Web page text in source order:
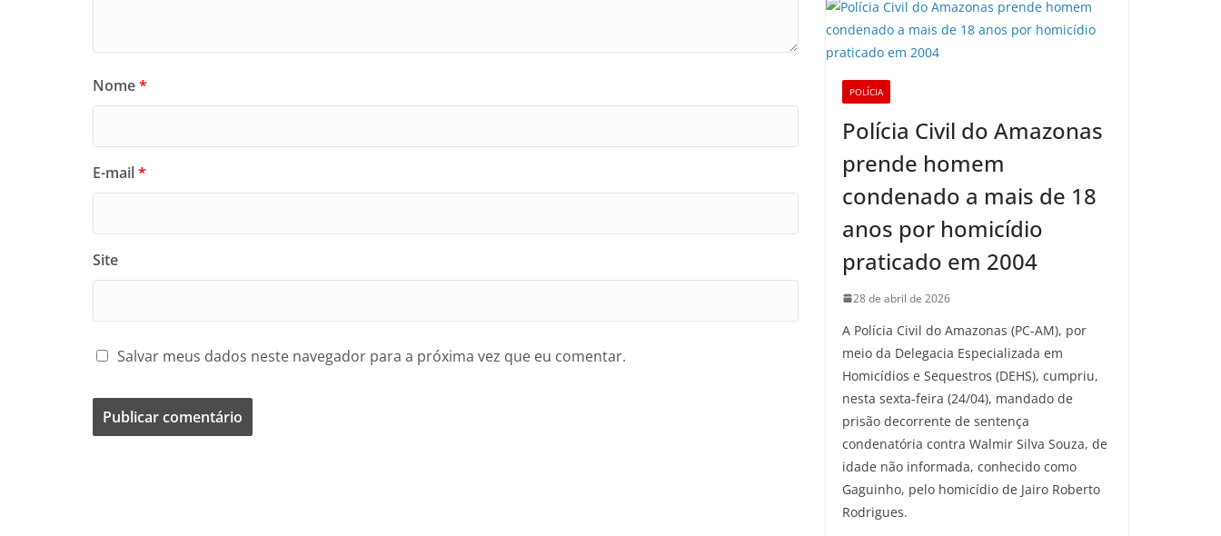
Nome*
E-mail*
Site
Salvar meus dados neste navegador para a próxima vez que eu comentar.
POLÍCIA
Polícia Civil do Amazonas
prende homem
condenado a mais de 18
anos por homicídio
praticado em 2004
28 de abril de 2026
A Polícia Civil do Amazonas (PC-AM), por
meio da Delegacia Especializada em
Homicídios e Sequestros (DEHS), cumpriu,
nesta sexta-feira (24/04), mandado de
prisão decorrente de sentença
condenatória contra Walmir Silva Souza, de
idade não informada, conhecido como
Gaguinho, pelo homicídio de Jairo Roberto
Rodrigues.